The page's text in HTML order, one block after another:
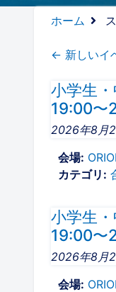
ホーム
← 新しいイ
小学生
19:00〜
2026年8月
会場:
カテゴリ:
小学生
19:00〜
2026年8月
会場: